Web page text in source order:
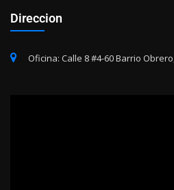
Direccion
Oficina: Calle 8 #4-60 Barrio